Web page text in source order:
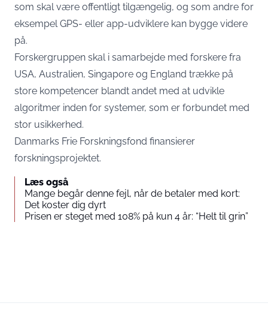
som skal være offentligt tilgængelig, og som andre for
eksempel GPS- eller app-udviklere kan bygge videre
på.
Forskergruppen skal i samarbejde med forskere fra
USA, Australien, Singapore og England trække på
store kompetencer blandt andet med at udvikle
algoritmer inden for systemer, som er forbundet med
stor usikkerhed.
Danmarks Frie Forskningsfond finansierer
forskningsprojektet.
Læs også
Mange begår denne fejl, når de betaler med kort:
Det koster dig dyrt
Prisen er steget med 108% på kun 4 år: “Helt til grin”